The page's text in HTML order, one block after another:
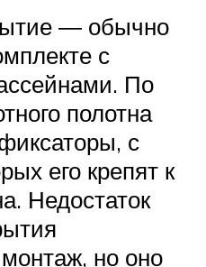
― обычно
с
По
полотна
с
его крепят к
Недостаток
но оно